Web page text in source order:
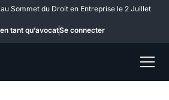
Sommet du Droit en Entreprise le 2 Juillet
tant qu’avocatSe connecter